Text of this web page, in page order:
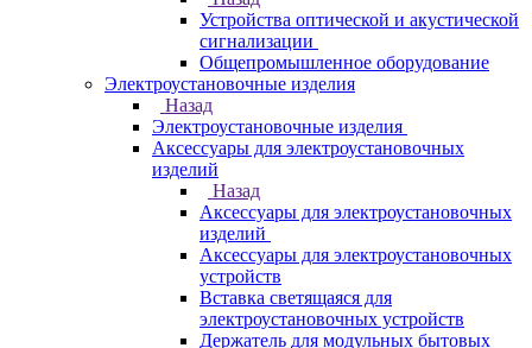
Устройства оптической и акустической
сигнализации
Общепромышленное оборудование
Электроустановочные изделия
Назад
Электроустановочные изделия
Аксессуары для электроустановочных
изделий
Назад
Аксессуары для электроустановочных
изделий
Аксессуары для электроустановочных
устройств
Вставка светящаяся для
электроустановочных устройств
Держатель для модульных бытовых